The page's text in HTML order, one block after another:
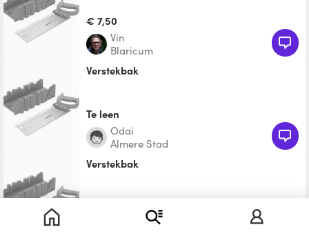
€ 7,50
vin
Blaricum
Verstekbak
Te leen
Odai
Almere Stad
Verstekbak
Danielle